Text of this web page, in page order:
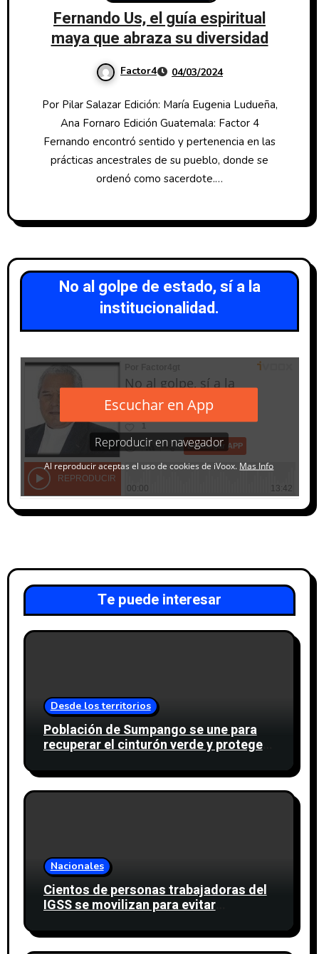
Fernando Us, el guía espiritual
maya que abraza su diversidad
Factor4 04/03/2024
Por Pilar Salazar Edición: María Eugenia Ludueña,
Ana Fornaro Edición Guatemala: Factor 4
Fernando encontró sentido y pertenencia en las
prácticas ancestrales de su pueblo, donde se
ordenó como sacerdote.…
No al golpe de estado, sí a la
institucionalidad.
Te puede interesar
Desde los territorios
Población de Sumpango se une para
recuperar el cinturón verde y proteger
Nacionales
Cientos de personas trabajadoras del
IGSS se movilizan para evitar